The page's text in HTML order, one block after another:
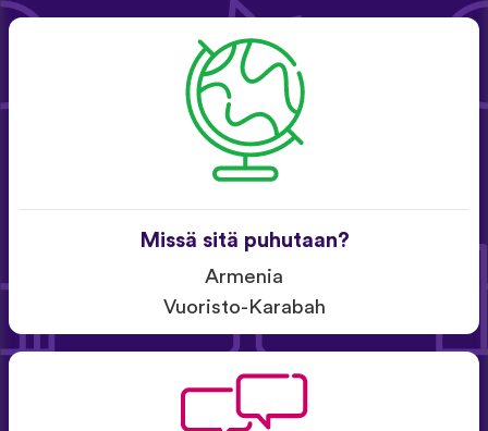
Missä sitä puhutaan?
Armenia
Vuoristo-Karabah